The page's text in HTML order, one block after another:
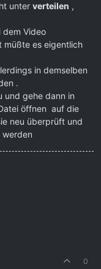
unter verteilen ,
dem Video
müßte es eigentlich
in demselben
.
und gehe dann in
öffnen auf die
neu überprüft und
werden
0